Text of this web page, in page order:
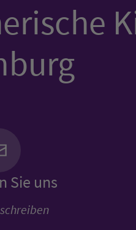
Sie uns